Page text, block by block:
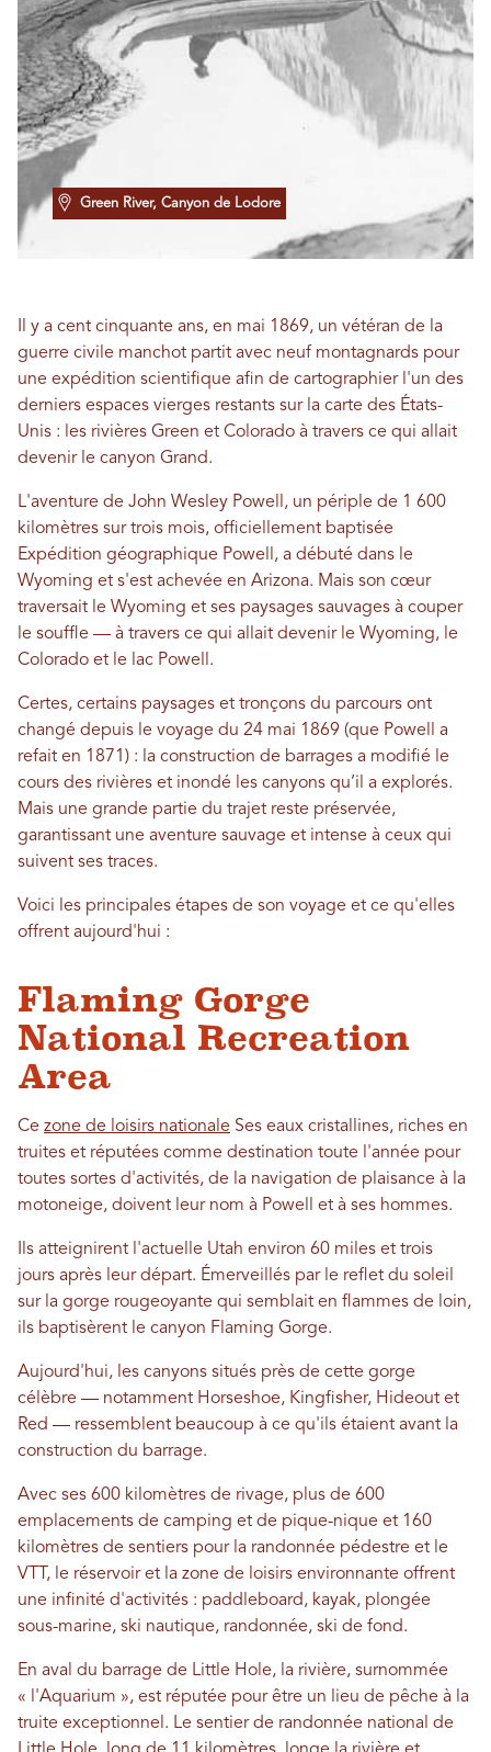
Green River, Canyon de Lodore
Il y a cent cinquante ans, en mai 1869, un vétéran de la
guerre civile manchot partit avec neuf montagnards pour
une expédition scientifique afin de cartographier l'un des
derniers espaces vierges restants sur la carte des États-
Unis : les rivières Green et Colorado à travers ce qui allait
devenir le canyon Grand.
L'aventure de John Wesley Powell, un périple de 1 600
kilomètres sur trois mois, officiellement baptisée
Expédition géographique Powell, a débuté dans le
Wyoming et s'est achevée en Arizona. Mais son cœur
traversait le Wyoming et ses paysages sauvages à couper
le souffle — à travers ce qui allait devenir le Wyoming, le
Colorado et le lac Powell.
Certes, certains paysages et tronçons du parcours ont
changé depuis le voyage du 24 mai 1869 (que Powell a
refait en 1871) : la construction de barrages a modifié le
cours des rivières et inondé les canyons qu’il a explorés.
Mais une grande partie du trajet reste préservée,
garantissant une aventure sauvage et intense à ceux qui
suivent ses traces.
Voici les principales étapes de son voyage et ce qu'elles
offrent aujourd'hui :
Flaming Gorge
National Recreation
Area
Ce zone de loisirs nationale Ses eaux cristallines, riches en
truites et réputées comme destination toute l'année pour
toutes sortes d'activités, de la navigation de plaisance à la
motoneige, doivent leur nom à Powell et à ses hommes.
Ils atteignirent l'actuelle Utah environ 60 miles et trois
jours après leur départ. Émerveillés par le reflet du soleil
sur la gorge rougeoyante qui semblait en flammes de loin,
ils baptisèrent le canyon Flaming Gorge.
Aujourd'hui, les canyons situés près de cette gorge
célèbre — notamment Horseshoe, Kingfisher, Hideout et
Red — ressemblent beaucoup à ce qu'ils étaient avant la
construction du barrage.
Avec ses 600 kilomètres de rivage, plus de 600
emplacements de camping et de pique-nique et 160
kilomètres de sentiers pour la randonnée pédestre et le
VTT, le réservoir et la zone de loisirs environnante offrent
une infinité d'activités : paddleboard, kayak, plongée
sous-marine, ski nautique, randonnée, ski de fond.
En aval du barrage de Little Hole, la rivière, surnommée
« l'Aquarium », est réputée pour être un lieu de pêche à la
truite exceptionnel. Le sentier de randonnée national de